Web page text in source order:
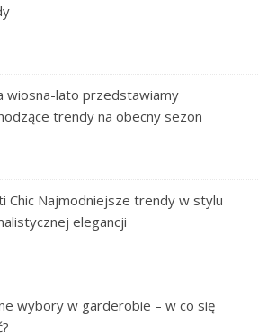
wiosna-lato przedstawiamy
trendy na obecny sezon
Chic Najmodniejsze trendy w stylu
elegancji
wybory w garderobie – w co się